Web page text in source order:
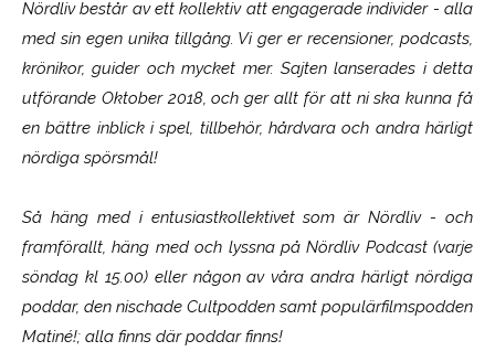
Nördliv består av ett kollektiv att engagerade individer - alla
med sin egen unika tillgång. Vi ger er recensioner, podcasts,
krönikor, guider och mycket mer. Sajten lanserades i detta
utförande Oktober 2018, och ger allt för att ni ska kunna få
en bättre inblick i spel, tillbehör, hårdvara och andra härligt
nördiga spörsmål!
Så häng med i entusiastkollektivet som ärNördliv- och
framförallt, häng med och lyssna på Nördliv Podcast (varje
söndag kl 15.00) eller någon av våra andra härligt nördiga
poddar, den nischade Cultpodden samt populärfilmspodden
Matiné!; alla finns där poddar finns!